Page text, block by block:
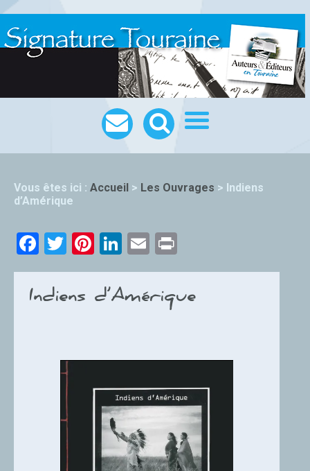
Vous êtes ici : Accueil > Les Ouvrages > Indiens
d’Amérique
Facebook
TwitterPinterest
LinkedIn
Email
Indiens d’Amérique